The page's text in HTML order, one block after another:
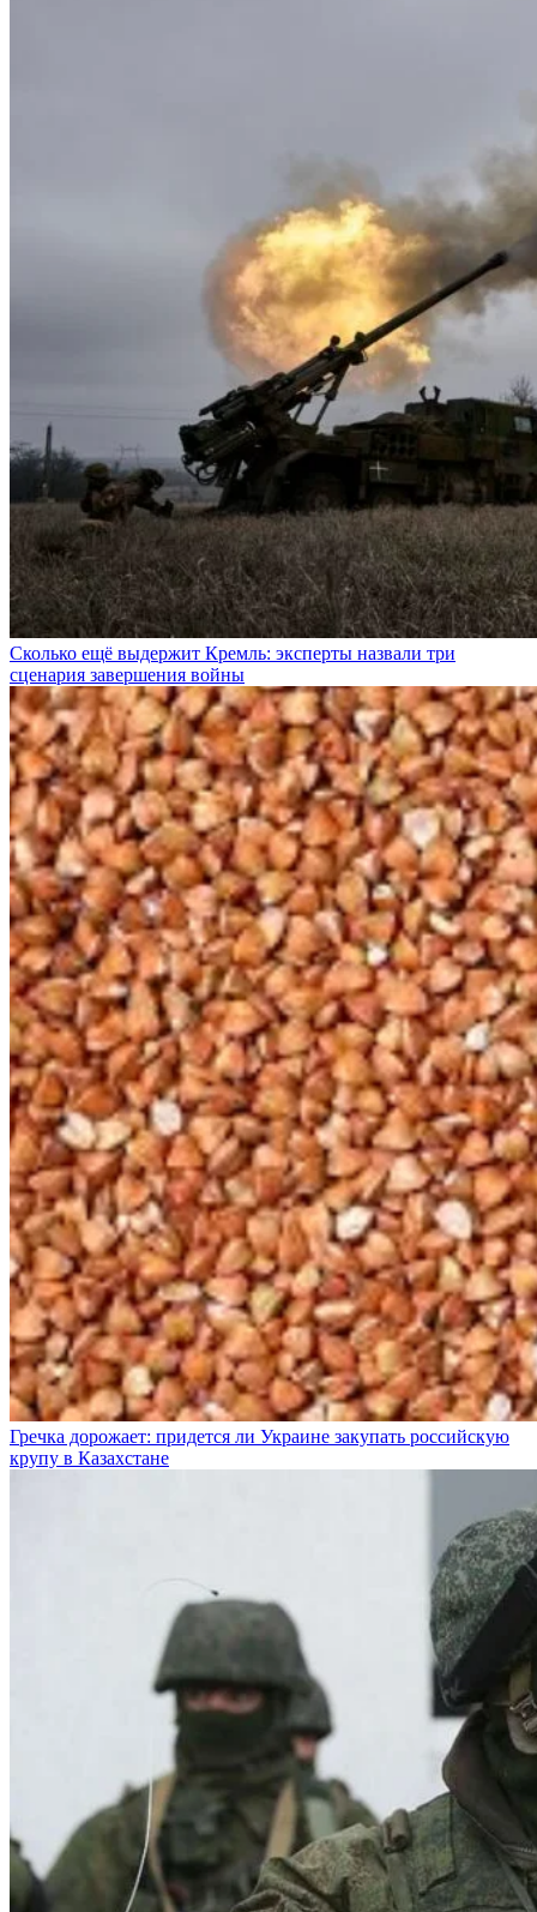
Сколько ещё выдержит Кремль: эксперты назвали три
сценария завершения войны
Гречка дорожает: придется ли Украине закупать российскую
крупу в Казахстане